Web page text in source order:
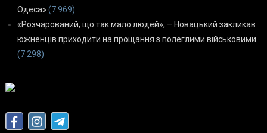
Одеса» (7 969)
«Розчарований, що так мало людей», – Новацький закликав
южненців приходити на прощання з полеглими військовими
(7 298)